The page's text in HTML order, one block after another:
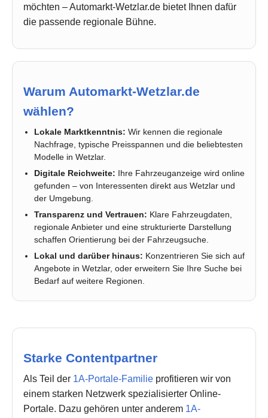
möchten – Automarkt-Wetzlar.de bietet Ihnen dafür
die passende regionale Bühne.
Warum Automarkt-Wetzlar.de
wählen?
Lokale Marktkenntnis: Wir kennen die regionale
Nachfrage, typische Preisspannen und die beliebtesten
Modelle in Wetzlar.
Digitale Reichweite: Ihre Fahrzeuganzeige wird online
gefunden – von Interessenten direkt aus Wetzlar und
der Umgebung.
Transparenz und Vertrauen: Klare Fahrzeugdaten,
regionale Anbieter und eine strukturierte Darstellung
schaffen Orientierung bei der Fahrzeugsuche.
Lokal und darüber hinaus: Konzentrieren Sie sich auf
Angebote in Wetzlar, oder erweitern Sie Ihre Suche bei
Bedarf auf weitere Regionen.
Starke Contentpartner
Als Teil der 1A-Portale-Familie profitieren wir von
einem starken Netzwerk spezialisierter Online-
Portale. Dazu gehören unter anderem 1A-